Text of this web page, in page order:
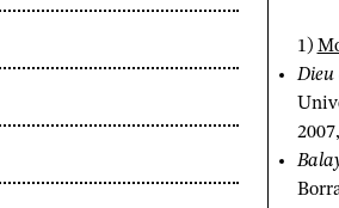
1)
Dieu